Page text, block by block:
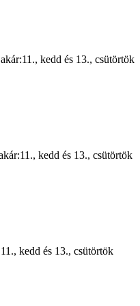
11., kedd és 13., csütörtök
11., kedd és 13., csütörtök
11., kedd és 13., csütörtök